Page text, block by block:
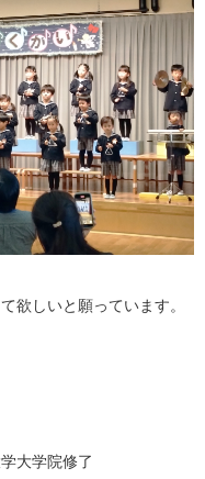
欲しいと願っています。
大学院修了